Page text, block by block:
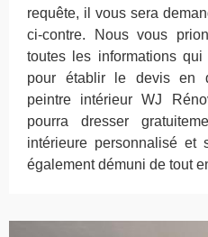
requête, il vous sera
ci-contre. Nous vous
toutes les informations
pour établir le devis en
peintre intérieur WJ
pourra dresser
intérieure personnalisé et
également démuni de tout